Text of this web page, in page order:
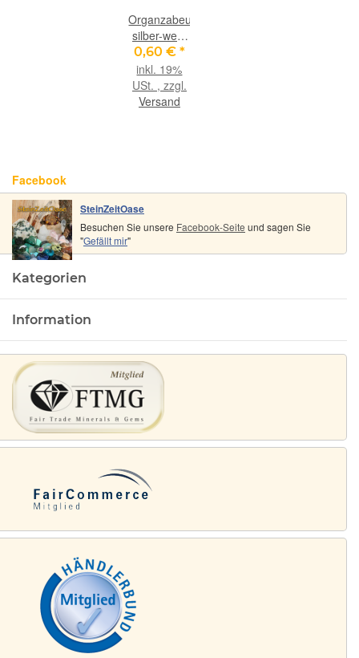
Organzabeutel
silber-weiß
mit Kordel,
klein, ca. 6
cm x 10 cm
0,60 € *
inkl. 19%
USt. , zzgl.
Versand
Facebook
SteinZeitOase
Besuchen Sie unsere Facebook-Seite und sagen Sie
"Gefällt mir"
Kategorien
Information